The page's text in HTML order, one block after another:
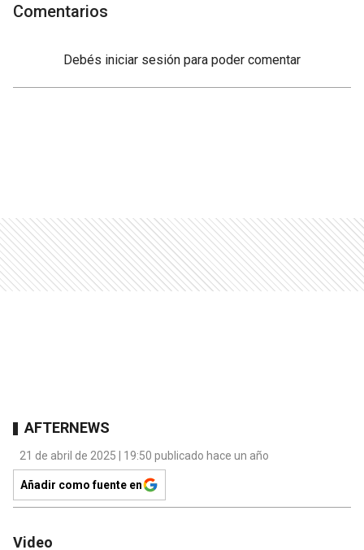
Comentarios
Debés iniciar sesión para poder comentar
AFTERNEWS
21 de abril de 2025 | 19:50 publicado hace un año
Añadir como fuente en
Video